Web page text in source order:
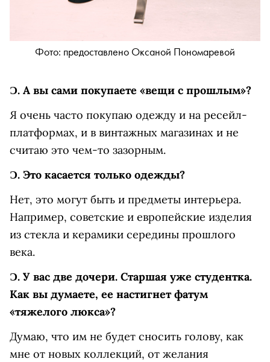
Фото: предоставлено Оксаной Пономаревой
Ɔ. А вы сами покупаете «вещи с прошлым»?
Я очень часто покупаю одежду и на ресейл-
платформах, и в винтажных магазинах и не
считаю это чем-то зазорным.
Ɔ. Это касается только одежды?
Нет, это могут быть и предметы интерьера.
Например, советские и европейские изделия
из стекла и керамики середины прошлого
века.
Ɔ. У вас две дочери. Старшая уже студентка.
Как вы думаете, ее настигнет фатум
«тяжелого люкса»?
Думаю, что им не будет сносить голову, как
мне от новых коллекций, от желания